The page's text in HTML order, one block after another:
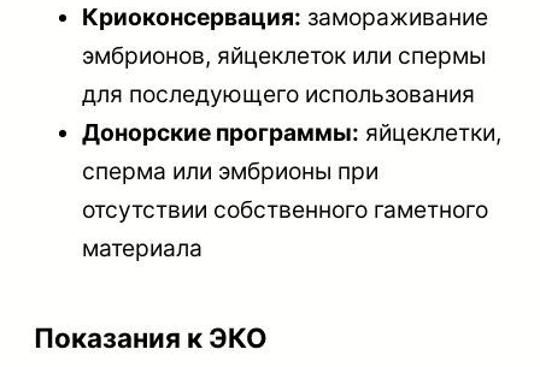
Криоконсервация: замораживание
эмбрионов, яйцеклеток или спермы
для последующего использования
Донорские программы: яйцеклетки,
сперма или эмбрионы при
отсутствии собственного гаметного
материала
Показания к ЭКО